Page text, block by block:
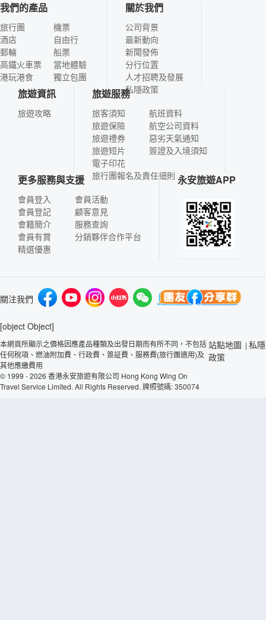
我們的產品
旅行團
酒店
郵輪
高鐵火車票
港玩港食
機票
自由行
船票
當地體驗
獨立包團
關於我們
公司背景
最新動向
新聞發佈
分行位置
人才招聘及發展
私隱政策
旅遊資訊
旅遊攻略
旅遊服務
旅客須知
旅遊保險
旅遊禮券
旅遊短片
電子印花
航班資料
航空公司資料
惡劣天氣通知
簽證及入境須知
旅行團報名及責任細則
更多服務與支援
會員登入
會員登記
會籍簡介
會員有賞
精選優惠
會員活動
顧客意見
服務查詢
分銷夥伴合作平台
永安旅遊APP
關注我們
[object Object]
本網頁所顯示之價格因應產品種類及出發日期而有所不同，不包括
任何稅項、燃油附加費、行政費、簽証費、服務費(旅行團適用)及
其他應繳費用
© 1999 - 2026 香港永安旅遊有限公司 Hong Kong Wing On
Travel Service Limited. All Rights Reserved. 牌照號碼: 350074
站點地圖 | 私隱
政策